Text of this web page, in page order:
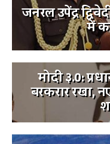
जनरल उपेंद्र
में
मोदी ३.0:
बरकरार रखा,